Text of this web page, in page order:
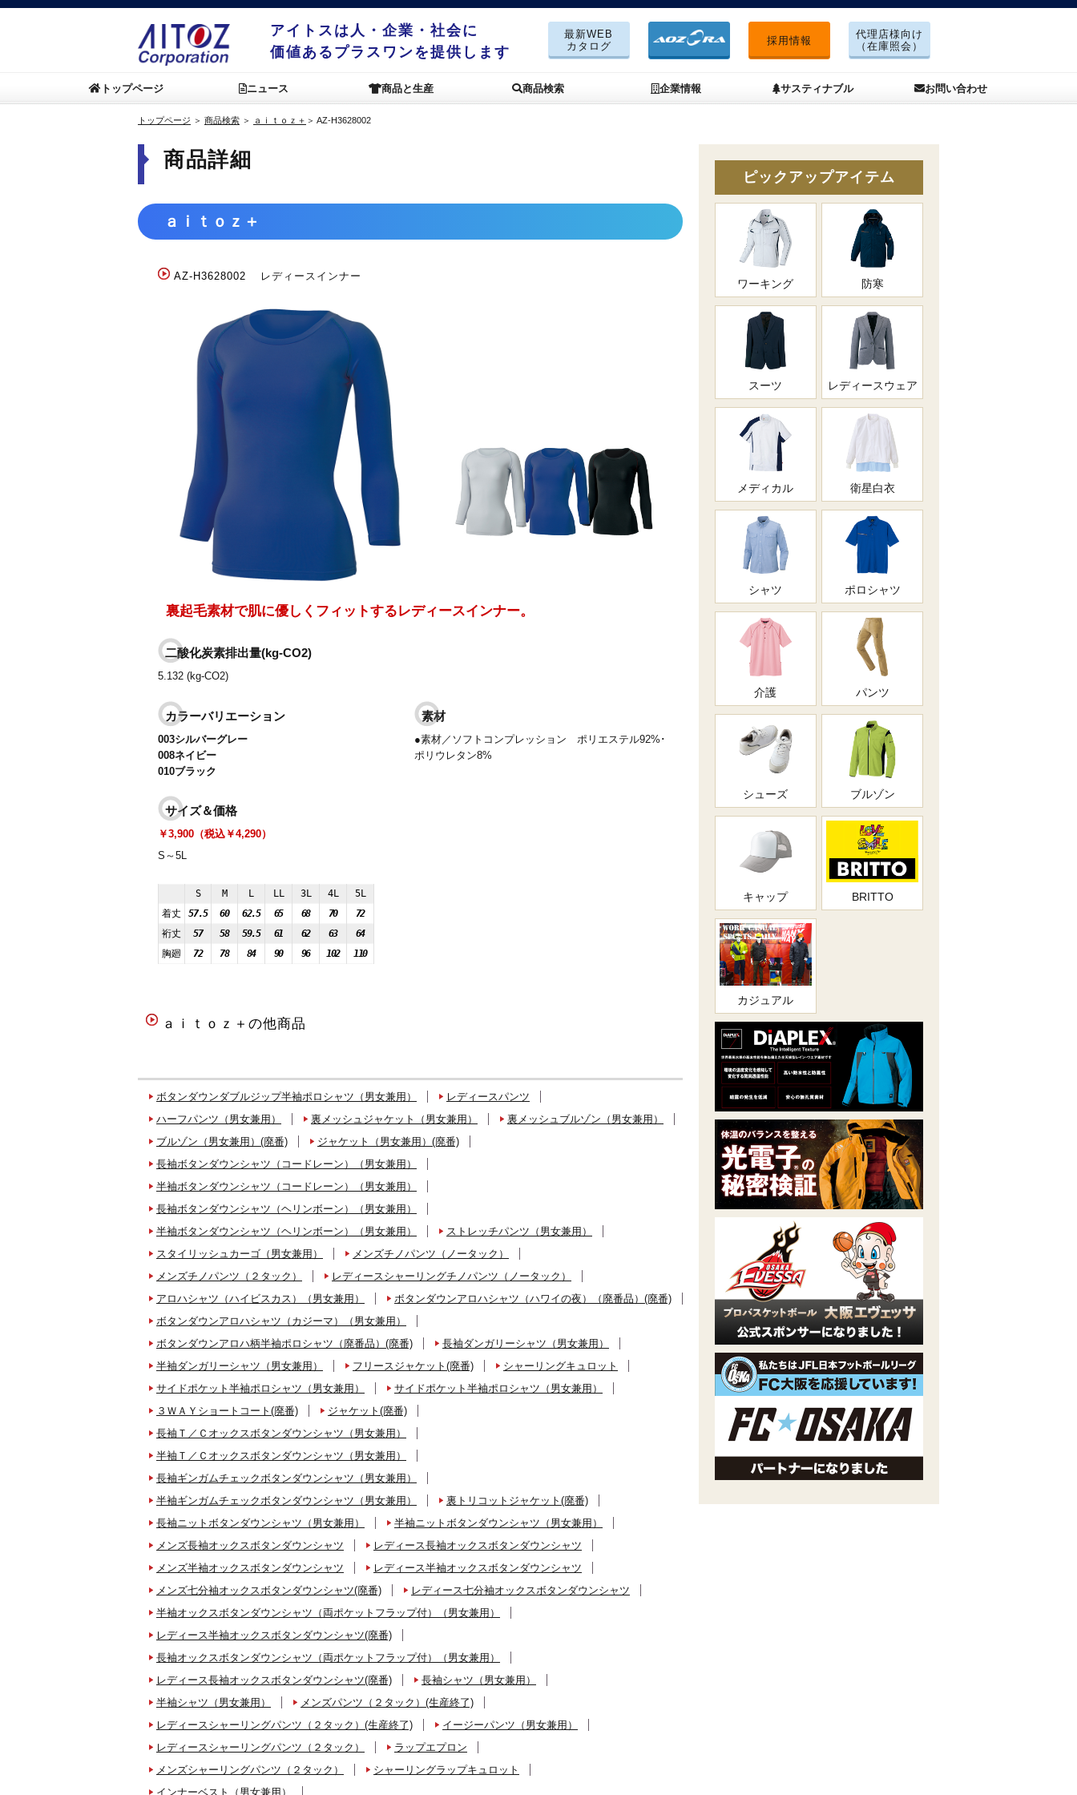
アイトスは人・企業・社会に
価値あるプラスワンを提供します
最新WEB
カタログ
採用情報
代理店様向け
（在庫照会）
トップページ ニュース 商品と生産 商品検索 企業情報 サスティナブル お問い合わせ
トップページ ＞ 商品検索 ＞ ａｉｔｏｚ＋ ＞ AZ-H3628002
商品詳細
ａｉｔｏｚ＋
AZ-H3628002 レディースインナー
裏起毛素材で肌に優しくフィットするレディースインナー。
二酸化炭素排出量(kg-CO2)
5.132 (kg-CO2)
カラーバリエーション
003シルバーグレー
008ネイビー
010ブラック
素材
●素材／ソフトコンプレッション ポリエステル92%･
ポリウレタン8%
サイズ＆価格
￥3,900（税込￥4,290）
S～5L
S M L LL 3L 4L
5L
着丈
57.5 60 62.5 65 68 70
72
裄丈
57 58 59.5 61 62 63
64
胸廻
72 78 84 90 96 102 110
ａｉｔｏｚ＋の他商品
ボタンダウンダブルジップ半袖ポロシャツ（男女兼用）
レディースパンツ
ハーフパンツ（男女兼用）
裏メッシュジャケット（男女兼用）
裏メッシュブルゾン（男女兼用）
ブルゾン（男女兼用）(廃番)
ジャケット（男女兼用）(廃番)
長袖ボタンダウンシャツ（コードレーン）（男女兼用）
半袖ボタンダウンシャツ（コードレーン）（男女兼用）
長袖ボタンダウンシャツ（ヘリンボーン）（男女兼用）
半袖ボタンダウンシャツ（ヘリンボーン）（男女兼用）
ストレッチパンツ（男女兼用）
スタイリッシュカーゴ（男女兼用）
メンズチノパンツ（ノータック）
メンズチノパンツ（２タック）
レディースシャーリングチノパンツ（ノータック）
アロハシャツ（ハイビスカス）（男女兼用）
ボタンダウンアロハシャツ（ハワイの夜）（廃番品）(廃番)
ボタンダウンアロハシャツ（カジーマ）（男女兼用）
ボタンダウンアロハ柄半袖ポロシャツ（廃番品）(廃番)
長袖ダンガリーシャツ（男女兼用）
半袖ダンガリーシャツ（男女兼用）
フリースジャケット(廃番)
シャーリングキュロット
サイドポケット半袖ポロシャツ（男女兼用）
サイドポケット半袖ポロシャツ（男女兼用）
３ＷＡＹショートコート(廃番)
ジャケット(廃番)
長袖Ｔ／Ｃオックスボタンダウンシャツ（男女兼用）
半袖Ｔ／Ｃオックスボタンダウンシャツ（男女兼用）
長袖ギンガムチェックボタンダウンシャツ（男女兼用）
半袖ギンガムチェックボタンダウンシャツ（男女兼用）
裏トリコットジャケット(廃番)
長袖ニットボタンダウンシャツ（男女兼用）
半袖ニットボタンダウンシャツ（男女兼用）
メンズ長袖オックスボタンダウンシャツ
レディース長袖オックスボタンダウンシャツ
メンズ半袖オックスボタンダウンシャツ
レディース半袖オックスボタンダウンシャツ
メンズ七分袖オックスボタンダウンシャツ(廃番)
レディース七分袖オックスボタンダウンシャツ
半袖オックスボタンダウンシャツ（両ポケットフラップ付）（男女兼用）
レディース半袖オックスボタンダウンシャツ(廃番)
長袖オックスボタンダウンシャツ（両ポケットフラップ付）（男女兼用）
レディース長袖オックスボタンダウンシャツ(廃番)
長袖シャツ（男女兼用）
半袖シャツ（男女兼用）
メンズパンツ（２タック）(生産終了)
レディースシャーリングパンツ（２タック）(生産終了)
イージーパンツ（男女兼用）
レディースシャーリングパンツ（２タック）
ラップエプロン
メンズシャーリングパンツ（２タック）
シャーリングラップキュロット
インナーベスト（男女兼用）
ピックアップアイテム
ワーキング 防寒
スーツ レディースウェア
メディカル 衛星白衣
シャツ ポロシャツ
介護 パンツ
シューズ ブルゾン
キャップ BRITTO
カジュアル